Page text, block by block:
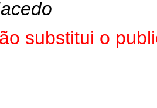
substitui o